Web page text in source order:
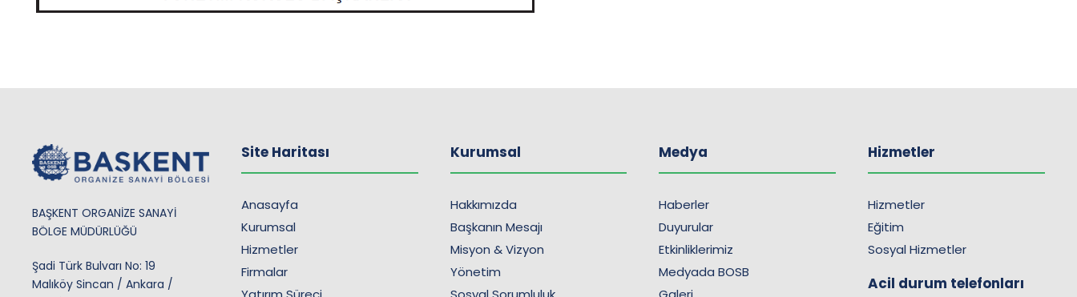
BAŞKENT ORGANİZE SANAYİ
BÖLGE MÜDÜRLÜĞÜ
Şadi Türk Bulvarı No: 19
Malıköy Sincan / Ankara /
Site Haritası
Anasayfa
Kurumsal
Hizmetler
Firmalar
Kurumsal
Hakkımızda
Başkanın Mesajı
Misyon & Vizyon
Yönetim
Medya
Haberler
Duyurular
Etkinliklerimiz
Medyada BOSB
Hizmetler
Hizmetler
Eğitim
Sosyal Hizmetler
Acil durum telefonları